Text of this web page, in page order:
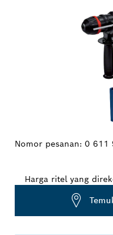
Nomor pesanan: 0 611
Harga ritel yang